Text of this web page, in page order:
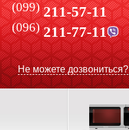
(099) 211-57-11
(096)211-77-11
Не можете дозвониться?